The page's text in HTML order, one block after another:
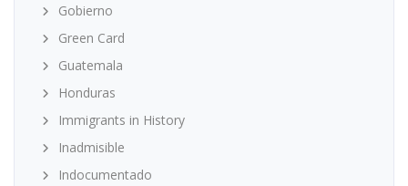
Gobierno
Green Card
Guatemala
Honduras
Immigrants in History
Inadmisible
Indocumentado